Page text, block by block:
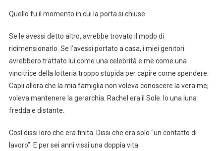
Quello fu il momento in cui la porta si chiuse.
Se le avessi detto altro, avrebbe trovato il modo di
ridimensionarlo. Se l’avessi portato a casa, i miei genitori
avrebbero trattato lui come una celebrità e me come una
vincitrice della lotteria troppo stupida per capire come spendere.
Capii allora che la mia famiglia non voleva conoscere la vera me;
voleva mantenere la gerarchia. Rachel era il Sole. Io una luna
fredda e distante.
Così dissi loro che era finita. Dissi che era solo “un contatto di
lavoro”. E per sei anni vissi una doppia vita.